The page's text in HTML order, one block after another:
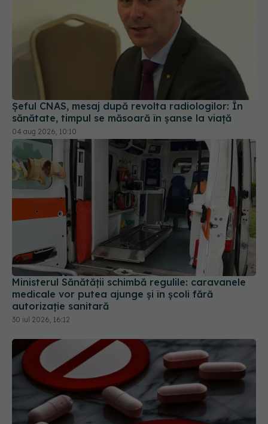
Șeful CNAS, mesaj după revolta radiologilor: În
sănătate, timpul se măsoară în șanse la viață
04 aug 2026, 10:10
Ministerul Sănătății schimbă regulile: caravanele
medicale vor putea ajunge și în școli fără
autorizație sanitară
30 iul 2026, 16:12